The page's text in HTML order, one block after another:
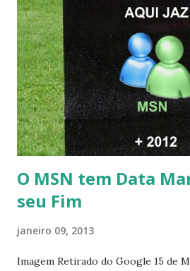
O MSN tem Data
seu Fim
janeiro 09, 2013
Imagem Retirado do Google 15 de